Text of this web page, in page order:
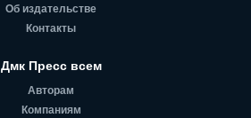
Об издательстве
Контакты
Дмк Пресс всем
Авторам
Компаниям